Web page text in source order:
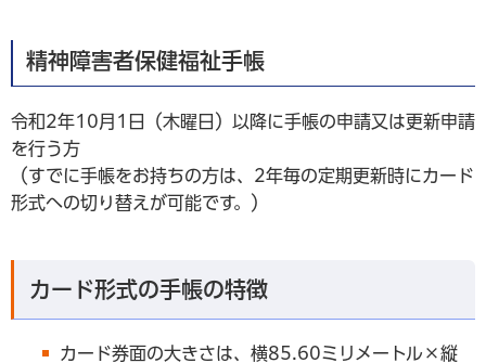
精神障害者保健福祉手帳
令和2年10月1日（木曜日）以降に手帳の申請又は更新申請
を行う方
（すでに手帳をお持ちの方は、2年毎の定期更新時にカード
形式への切り替えが可能です。）
カード形式の手帳の特徴
カード券面の大きさは、横85.60ミリメートル×縦